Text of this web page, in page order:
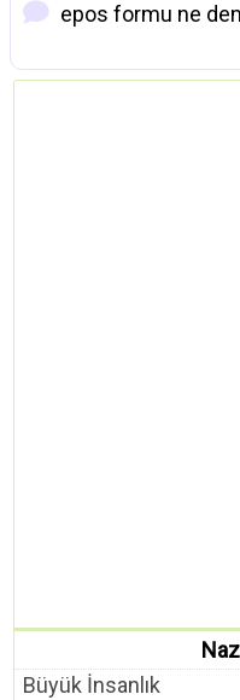
epos formu ne
Büyük İnsanlık